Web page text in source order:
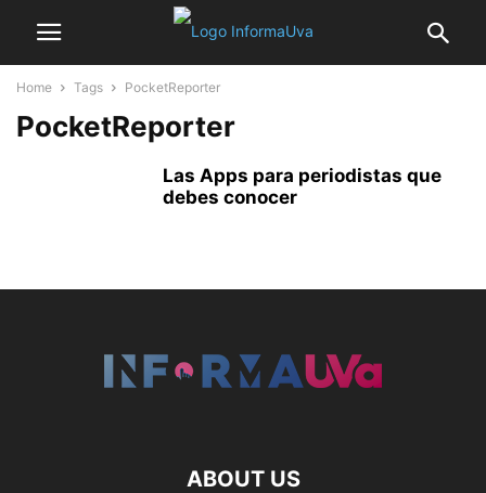
Home Tags PocketReporter
PocketReporter
Las Apps para periodistas que
debes conocer
ABOUT US